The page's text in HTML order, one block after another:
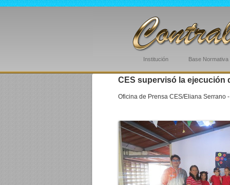
Institución Base Normativa
CES supervisó la ejecución
Oficina de Prensa CES/Eliana Serrano